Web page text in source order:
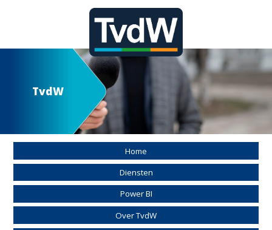
TvdW
Home
Diensten
Power BI
Over TvdW